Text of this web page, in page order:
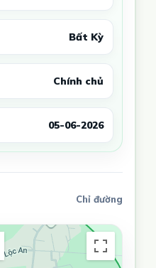
Bất Kỳ
Chính chủ
05-06-2026
Chỉ đường